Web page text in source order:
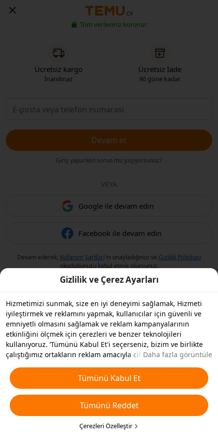
CY
Tüm verileriniz korunur
Ücretsiz kargo
İnanılmaz
Ücretsiz İade
90 güne kadar
Devam et
Giriş yaparken sorun mu yaşıyorsunuz?
VEYA
Google ile devam edin
Facebook ile devam edin
Devam ederek, Kullanım Şartları'nı onayladığınızı ve Gizlilik Politikası
okuduğunuzu kabul etmiş olursunuz.
Gizlilik ve Çerez Ayarları
Hizmetimizi sunmak, size en iyi deneyimi sağlamak, Hizmeti
iyileştirmek ve reklamını yapmak, kullanıcılar için güvenli ve
emniyetli olmasını sağlamak ve reklam kampanyalarının
etkinliğini ölçmek için çerezleri ve benzer teknolojileri
kullanıyoruz. ‘Tümünü Kabul Et'i seçerseniz, bizim ve birlikte
çalıştığımız ortakların reklam amacıyla cihazınızda çerezleri ve
Ayrıca, temel olmayan çerezlerin ’Tümünü Reddedebilir' veya
aşağıdaki ’Çerezleri Özelleştir'i tıklayarak veya gizlilik
ayarlarınızda istediğiniz zaman hangi çerez türlerini kabul
etmek veya devre dışı bırakmak istediğinizi seçebilirsiniz. Daha
fazla detay içinÇerezler ve Benzer Teknolojiler Politikamıza
Daha fazla görüntüle
Tümünü Kabul Et
Tümünü Reddet
Çerezleri Özelleştir